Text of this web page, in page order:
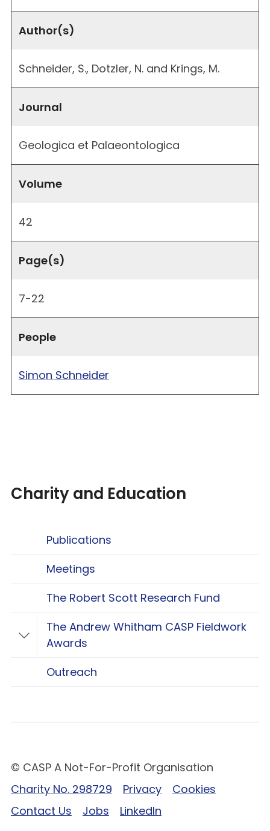
Author(s)
Schneider, S., Dotzler, N. and Krings, M.
Journal
Geologica et Palaeontologica
Volume
42
Page(s)
7-22
People
Simon Schneider
Charity and Education
Publications
Meetings
The Robert Scott Research Fund
Toggle The Andrew Whitham CASP
The Andrew Whitham CASP Fieldwork
Awards
Outreach
© CASP A Not-For-Profit Organisation
Charity No. 298729
Privacy
Cookies
Contact Us
Jobs LinkedIn